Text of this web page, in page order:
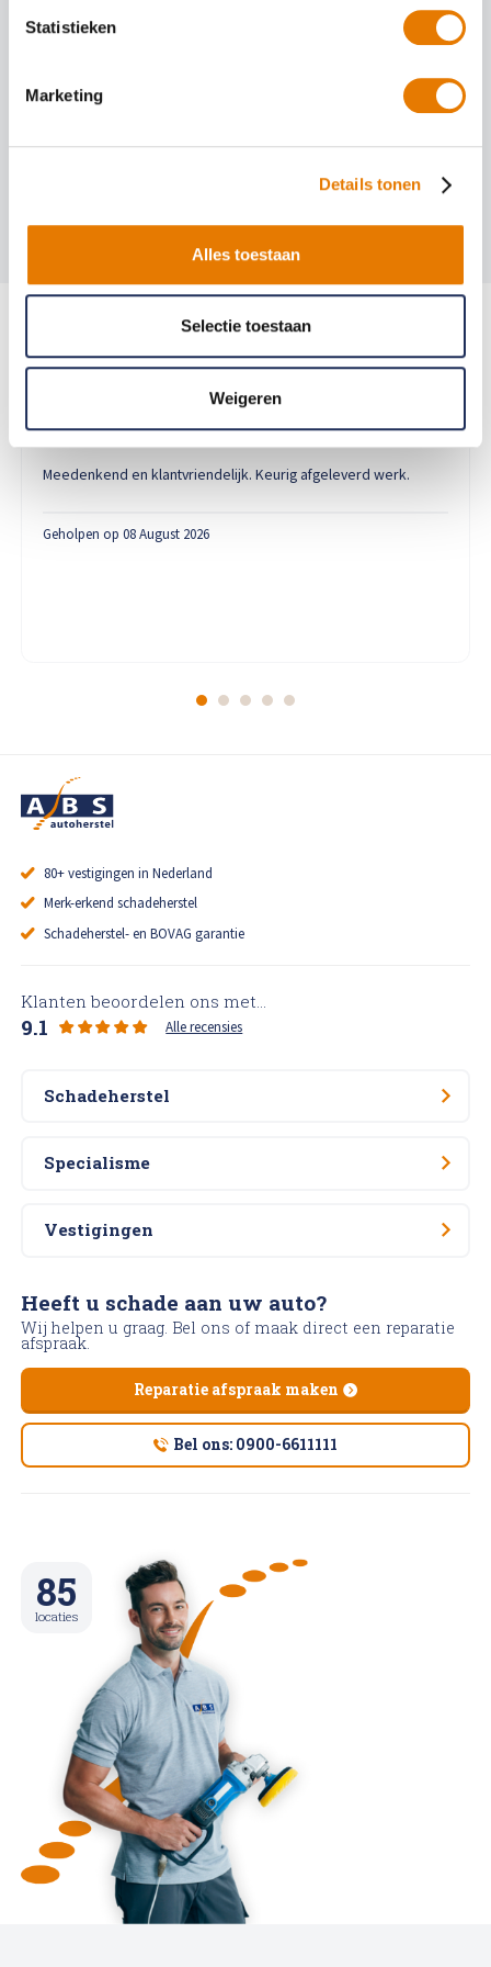
Statistieken
Marketing
Details tonen
Alles toestaan
Selectie toestaan
Weigeren
Auto uitdeuken zonder spuiten
Bekijk alle ervaringen
9.0
Meedenkend en klantvriendelijk. Keurig afgeleverd werk.
Geholpen op 08 August 2026
80+ vestigingen in Nederland
Merk-erkend schadeherstel
Schadeherstel- en BOVAG garantie
Klanten beoordelen ons met...
9.1 Alle recensies
Schadeherstel
Specialisme
Vestigingen
85
locaties
Heeft u schade aan uw auto?
Wij helpen u graag. Bel ons of maak direct een reparatie
afspraak.
Reparatie afspraak maken
Bel ons: 0900-6611111